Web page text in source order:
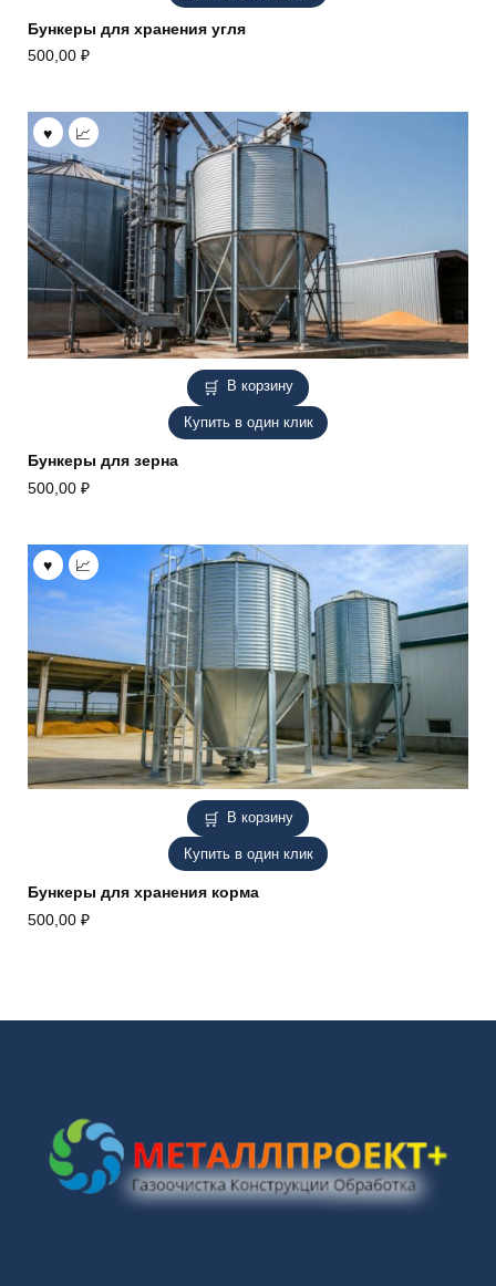
Бункеры для хранения угля
500,00 ₽
В корзину
Купить в один клик
Бункеры для зерна
500,00 ₽
В корзину
Купить в один клик
Бункеры для хранения корма
500,00 ₽